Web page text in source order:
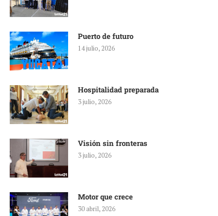
Puerto de futuro
14 julio, 2026
Hospitalidad preparada
3 julio, 2026
Visión sin fronteras
3 julio, 2026
Motor que crece
30 abril, 2026